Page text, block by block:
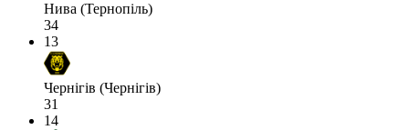
Нива (Тернопіль)
34
13
Чернігів (Чернігів)
31
14